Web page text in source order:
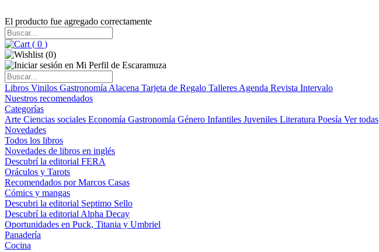
El producto fue agregado correctamente
( 0 )
(0)
Libros Vinilos Gastronomía Alacena Tarjeta de Regalo Talleres Agenda Revista Intervalo
Nuestros recomendados
Categorías
Arte Ciencias sociales Economía Gastronomía Género Infantiles Juveniles Literatura Poesía Ver todas
Novedades
Todos los libros
Novedades de libros en inglés
Descubrí la editorial FERA
Oráculos y Tarots
Recomendados por Marcos Casas
Cómics y mangas
Descubri la editorial Septimo Sello
Descubrí la editorial Alpha Decay
Oportunidades en Puck, Titania y Umbriel
Panadería
Cocina